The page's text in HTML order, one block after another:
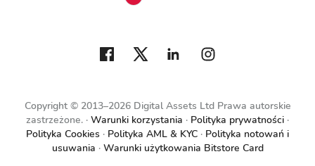
Copyright © 2013–2026 Digital Assets Ltd Prawa autorskie
zastrzeżone. Warunki korzystania
Polityka prywatności
Polityka Cookies
Polityka AML & KYC
Polityka notowań i
usuwania
Warunki użytkowania Bitstore Card